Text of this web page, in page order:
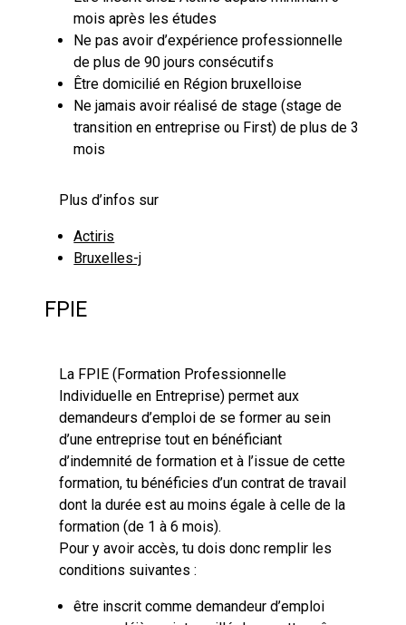
mois après les études
Ne pas avoir d’expérience professionnelle
de plus de 90 jours consécutifs
Être domicilié en Région bruxelloise
Ne jamais avoir réalisé de stage (stage de
transition en entreprise ou First) de plus de 3
mois
Plus d’infos sur
Actiris
Bruxelles-j
FPIE
La FPIE (Formation Professionnelle
Individuelle en Entreprise) permet aux
demandeurs d’emploi de se former au sein
d’une entreprise tout en bénéficiant
d’indemnité de formation et à l’issue de cette
formation, tu bénéficies d’un contrat de travail
dont la durée est au moins égale à celle de la
formation (de 1 à 6 mois).
Pour y avoir accès, tu dois donc remplir les
conditions suivantes :
être inscrit comme demandeur d’emploi